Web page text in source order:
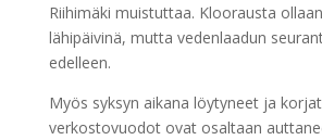
Riihimäki muistuttaa. Kloorausta
lähipäivinä, mutta vedenlaadun
edelleen.
Myös syksyn aikana löytyneet ja
verkostovuodot ovat osaltaan